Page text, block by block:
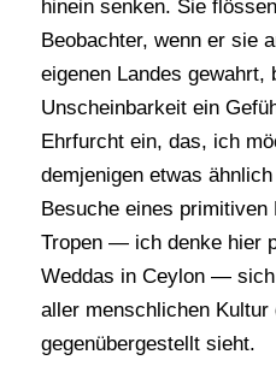
hinein senken. Sie
Beobachter, wenn er sie
eigenen Landes gewahrt,
Unscheinbarkeit ein
Ehrfurcht ein, das, ich
demjenigen etwas
Besuche eines
Tropen — ich denke hier
Weddas in Ceylon —
aller menschlichen
gegenübergestellt sieht.